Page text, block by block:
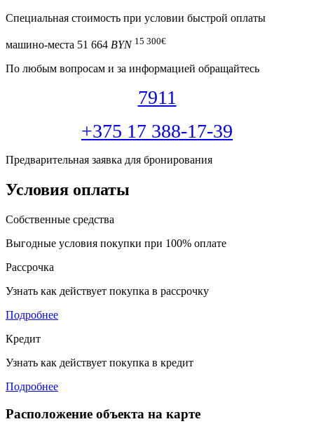
Специальная cтоимость при условии быстрой оплаты
машино-места 51 664 BYN 15 300€
По любым вопросам и за информацией обращайтесь
7911
+375 17 388-17-39
Предварительная заявка для бронирования
Условия оплаты
Собственные средства
Выгодные условия покупки при 100% оплате
Рассрочка
Узнать как действует покупка в рассрочку
Подробнее
Кредит
Узнать как действует покупка в кредит
Подробнее
Расположение объекта на карте